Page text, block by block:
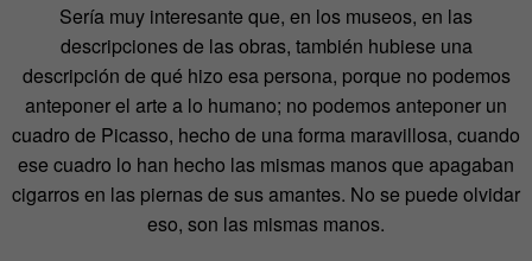
Sería muy interesante que, en los museos, en las
descripciones de las obras, también hubiese una
descripción de qué hizo esa persona, porque no podemos
anteponer el arte a lo humano; no podemos anteponer un
cuadro de Picasso, hecho de una forma maravillosa, cuando
ese cuadro lo han hecho las mismas manos que apagaban
cigarros en las piernas de sus amantes. No se puede olvidar
eso, son las mismas manos.